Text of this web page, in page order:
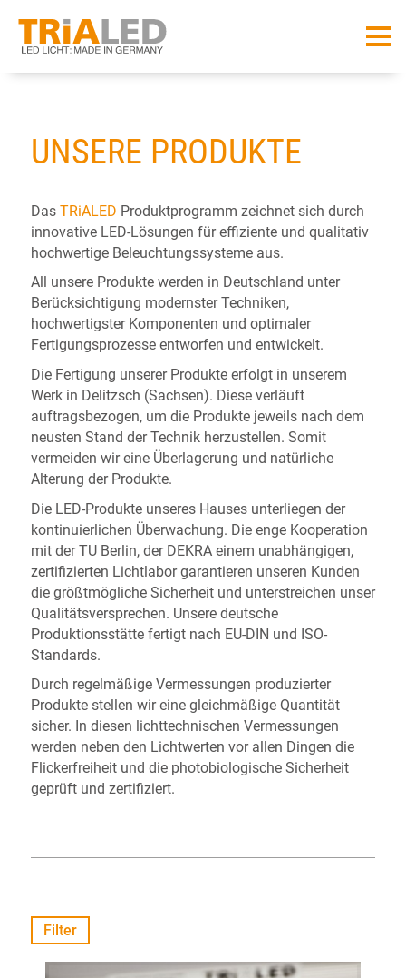
UNSERE PRODUKTE
Das TRiALED Produktprogramm zeichnet sich durch
innovative LED-Lösungen für effiziente und qualitativ
hochwertige Beleuchtungssysteme aus.
All unsere Produkte werden in Deutschland unter
Berücksichtigung modernster Techniken,
hochwertigster Komponenten und optimaler
Fertigungsprozesse entworfen und entwickelt.
Die Fertigung unserer Produkte erfolgt in unserem
Werk in Delitzsch (Sachsen). Diese verläuft
auftragsbezogen, um die Produkte jeweils nach dem
neusten Stand der Technik herzustellen. Somit
vermeiden wir eine Überlagerung und natürliche
Alterung der Produkte.
Die LED-Produkte unseres Hauses unterliegen der
kontinuierlichen Überwachung. Die enge Kooperation
mit der TU Berlin, der DEKRA einem unabhängigen,
zertifizierten Lichtlabor garantieren unseren Kunden
die größtmögliche Sicherheit und unterstreichen unser
Qualitätsversprechen. Unsere deutsche
Produktionsstätte fertigt nach EU-DIN und ISO-
Standards.
Durch regelmäßige Vermessungen produzierter
Produkte stellen wir eine gleichmäßige Quantität
sicher. In diesen lichttechnischen Vermessungen
werden neben den Lichtwerten vor allen Dingen die
Flickerfreiheit und die photobiologische Sicherheit
geprüft und zertifiziert.
Filter